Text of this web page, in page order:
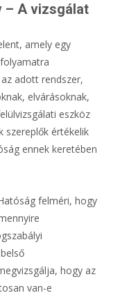
– A vizsgálat
amely egy
adott rendszer,
elvárásoknak,
eszköz
szereplők értékelik
ennek keretében
felméri, hogy
hogy az
van-e